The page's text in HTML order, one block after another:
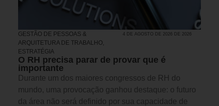
GESTÃO DE PESSOAS &
ARQUITETURA DE TRABALHO,
ESTRATÉGIA
4 DE AGOSTO DE 2026 DE 2026
O RH precisa parar de provar que é
importante
Durante um dos maiores congressos de RH do
mundo, uma provocação ganhou destaque: o futuro
da área não será definido por sua capacidade de